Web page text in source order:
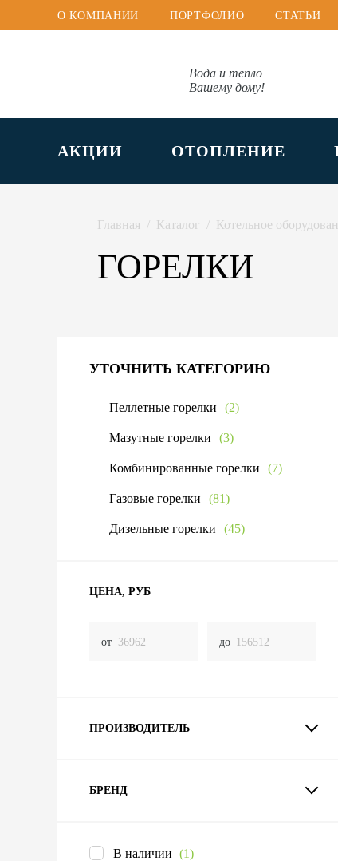
О КОМПАНИИ ПОРТФОЛИО СТАТЬИ
Вода и тепло
Вашему дому!
АКЦИИ ОТОПЛЕНИЕ
Главная Каталог Котельное
ГОРЕЛКИ
УТОЧНИТЬ КАТЕГОРИЮ
Пеллетные горелки (2)
Мазутные горелки (3)
Комбинированные горелки (7)
Газовые горелки (81)
Дизельные горелки (45)
ЦЕНА, РУБ
от до
ПРОИЗВОДИТЕЛЬ
БРЕНД
В наличии (1)